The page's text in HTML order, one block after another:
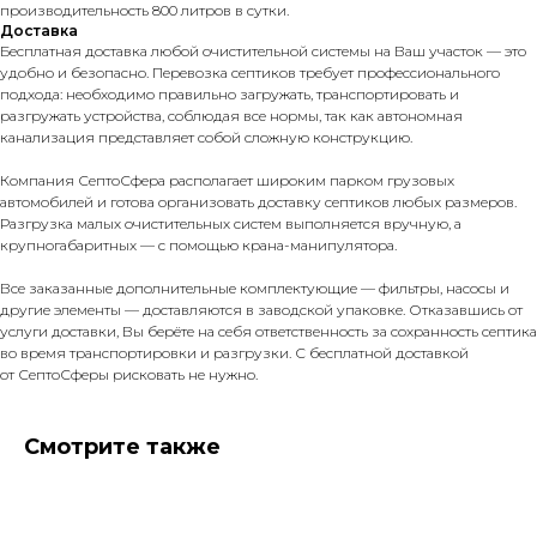
производительность 800 литров в сутки.
Доставка
Бесплатная доставка любой очистительной системы на Ваш участок — это
удобно и безопасно. Перевозка септиков требует профессионального
подхода: необходимо правильно загружать, транспортировать и
разгружать устройства, соблюдая все нормы, так как автономная
канализация представляет собой сложную конструкцию.
Компания СептоСфера располагает широким парком грузовых
автомобилей и готова организовать доставку септиков любых размеров.
Разгрузка малых очистительных систем выполняется вручную, а
крупногабаритных — с помощью крана-манипулятора.
Все заказанные дополнительные комплектующие — фильтры, насосы и
другие элементы — доставляются в заводской упаковке. Отказавшись от
услуги доставки, Вы берёте на себя ответственность за сохранность септика
во время транспортировки и разгрузки. С бесплатной доставкой
от СептоСферы рисковать не нужно.
Смотрите также